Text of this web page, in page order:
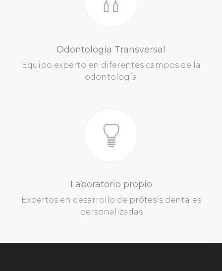
Odontología Transversal
Equipo experto en diferentes campos de la
odontología
Laboratorio propio
Expertos en desarrollo de prótesis dentales
personalizadas